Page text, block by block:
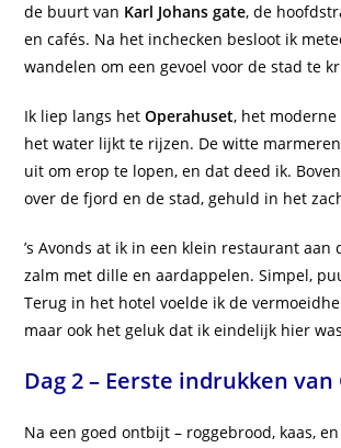
de buurt van Karl Johans gate, de
en cafés. Na het inchecken besloot ik
wandelen om een gevoel voor de stad te
Ik liep langs hetOperahuset, het
het water lijkt te rijzen. De witte
uit om erop te lopen, en dat deed ik.
over de fjord en de stad, gehuld in het
’s Avonds at ik in een klein restaurant aan
zalm met dille en aardappelen. Simpel,
Terug in het hotel voelde ik de
maar ook het geluk dat ik eindelijk hier
Dag 2 – Eerste indrukken van
Na een goed ontbijt – roggebrood, kaas,